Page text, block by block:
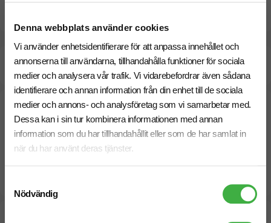
Denna webbplats använder cookies
Vi använder enhetsidentifierare för att anpassa innehållet och
annonserna till användarna, tillhandahålla funktioner för sociala
medier och analysera vår trafik. Vi vidarebefordrar även sådana
identifierare och annan information från din enhet till de sociala
medier och annons- och analysföretag som vi samarbetar med.
Dessa kan i sin tur kombinera informationen med annan
information som du har tillhandahållit eller som de har samlat in
när du har använt deras tjänster.
Nödvändig
28 Augusti Beräknad leveranstid: 15 arbetsdagar
Snabbare leverans? Kontakta oss.